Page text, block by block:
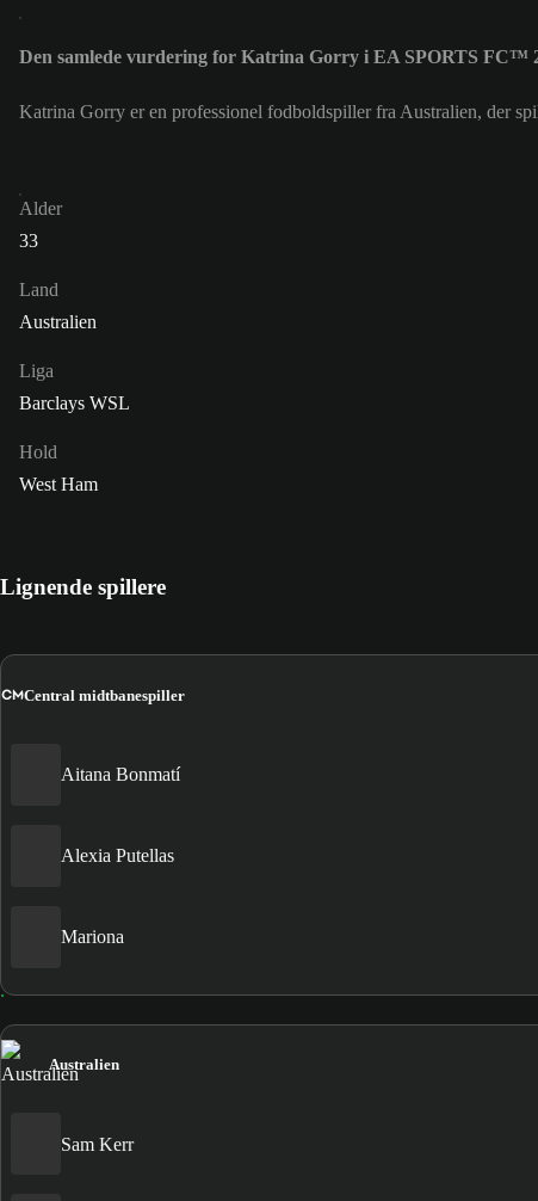
Den samlede vurdering for Katrina Gorry i EA SPORTS FC™
Katrina Gorry er en professionel fodboldspiller fra Australien, der
Alder
33
Land
Australien
Liga
Barclays WSL
Hold
West Ham
Lignende spillere
CMCentral midtbanespiller
Aitana Bonmatí
Alexia Putellas
Mariona
Australien
Sam Kerr